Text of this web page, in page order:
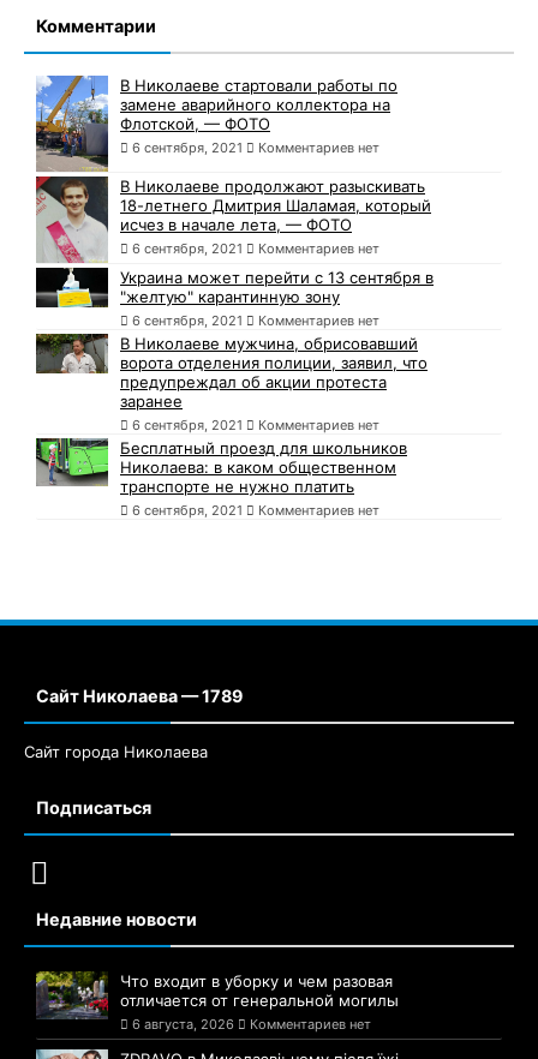
Комментарии
В Николаеве стартовали работы по
замене аварийного коллектора на
Флотской, — ФОТО
6 сентября, 2021 Комментариев нет
В Николаеве продолжают разыскивать
18-летнего Дмитрия Шаламая, который
исчез в начале лета, — ФОТО
6 сентября, 2021 Комментариев нет
Украина может перейти с 13 сентября в
"желтую" карантинную зону
6 сентября, 2021 Комментариев нет
В Николаеве мужчина, обрисовавший
ворота отделения полиции, заявил, что
предупреждал об акции протеста
заранее
6 сентября, 2021 Комментариев нет
Бесплатный проезд для школьников
Николаева: в каком общественном
транспорте не нужно платить
6 сентября, 2021 Комментариев нет
Сайт Николаева — 1789
Сайт города Николаева
Подписаться
Недавние новости
Что входит в уборку и чем разовая
отличается от генеральной могилы
6 августа, 2026 Комментариев нет